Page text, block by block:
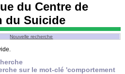
du Centre de
du Suicide
Nouvelle recherche
sur le mot-clé 'comportement